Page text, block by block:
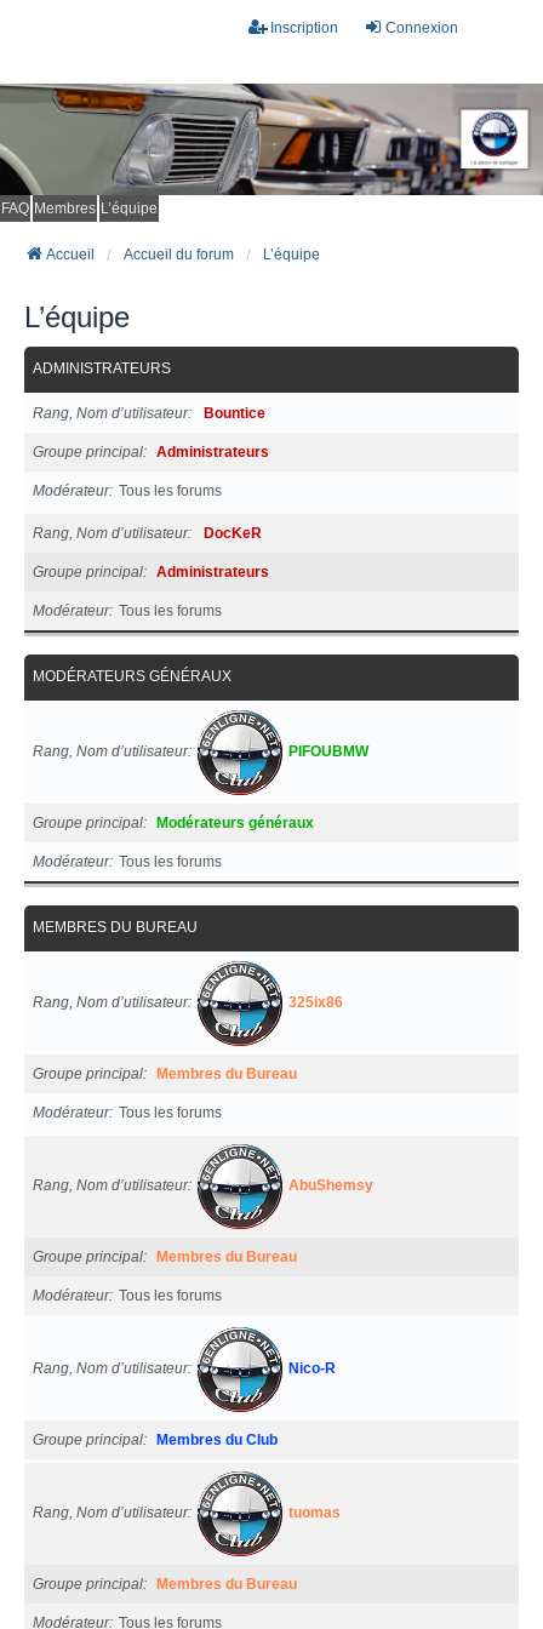
Connexion
Inscription
FAQ Membres L’équipe
Accueil Accueil du forum L’équipe
L’équipe
ADMINISTRATEURS
Rang, Nom d’utilisateur Bountice
Groupe principal Administrateurs
Modérateur Tous les forums
Rang, Nom d’utilisateur DocKeR
Groupe principal Administrateurs
Modérateur Tous les forums
MODÉRATEURS GÉNÉRAUX
Rang, Nom d’utilisateur PIFOUBMW
Groupe principal Modérateurs généraux
Modérateur Tous les forums
MEMBRES DU BUREAU
Rang, Nom d’utilisateur 325ix86
Groupe principal Membres du Bureau
Modérateur Tous les forums
Rang, Nom d’utilisateur AbuShemsy
Groupe principal Membres du Bureau
Modérateur Tous les forums
Rang, Nom d’utilisateur Nico-R
Groupe principal Membres du Club
Rang, Nom d’utilisateur tuomas
Groupe principal Membres du Bureau
Modérateur Tous les forums